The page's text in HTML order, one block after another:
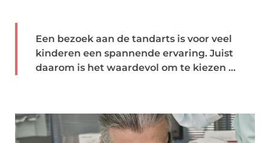
Een bezoek aan de tandarts is voor veel
kinderen een spannende ervaring. Juist
daarom is het waardevol om te kiezen ...